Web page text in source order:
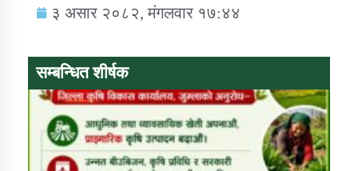
डिभिजन कार्यालय जुम्लाको सुचना सन्देश
३ असार २०८२, मंगलवार १७:४४
सम्बन्धित शीर्षक